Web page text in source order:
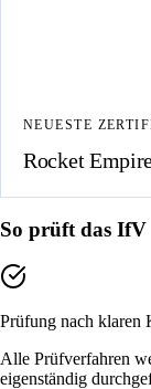
NEUESTE
Rocket
So prüft das IfV
Prüfung nach klaren
Alle Prüfverfahren
eigenständig